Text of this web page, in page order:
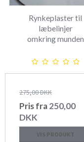
Rynkeplaster til
læbelinjer
omkring munden
275,00 DKK
Pris fra250,00
DKK
VIS PRODUKT